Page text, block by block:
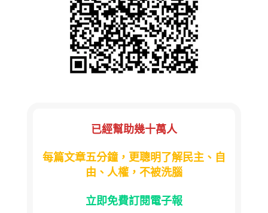
已經幫助幾十萬人
每篇文章五分鐘，更聰明了解民主、自
由、人權，不被洗腦
立即免費訂閱電子報